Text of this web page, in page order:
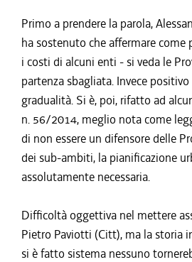
Primo a prendere la parola,
ha sostenuto che affermare
i costi di alcuni enti - si veda le
partenza sbagliata. Invece
gradualità. Si è, poi, rifatto ad
n. 56/2014, meglio nota come
di non essere un difensore delle
dei sub-ambiti, la pianificazione
assolutamente necessaria.
Difficoltà oggettiva nel mettere
Pietro Paviotti (Citt), ma la storia
si è fatto sistema nessuno